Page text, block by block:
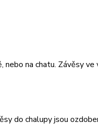
nebo na chatu. Závěsy
do chalupy jsou